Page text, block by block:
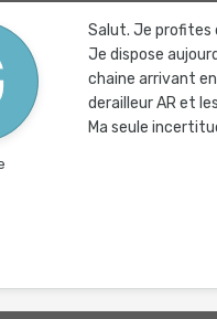
Salut. Je profites
Je dispose
chaine arrivant
derailleur AR et
Ma seule